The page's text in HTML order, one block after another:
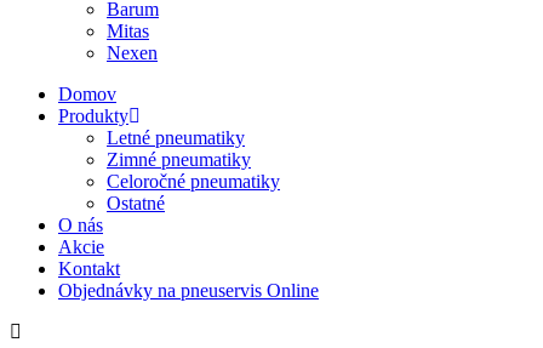
Barum
Mitas
Nexen
Domov
Produkty
Letné pneumatiky
Zimné pneumatiky
Celoročné pneumatiky
Ostatné
O nás
Akcie
Kontakt
Objednávky na pneuservis Online